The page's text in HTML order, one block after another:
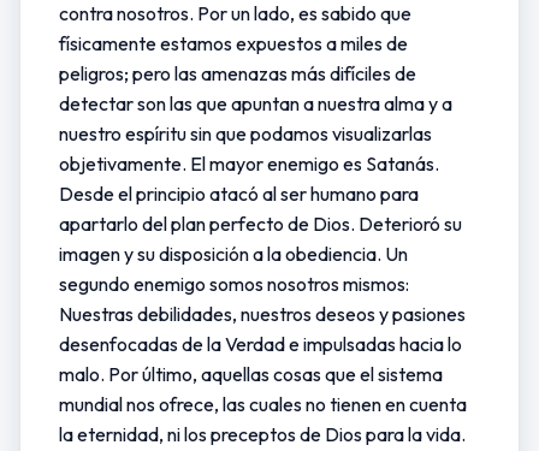
contra nosotros. Por un lado, es sabido que
físicamente estamos expuestos a miles de
peligros; pero las amenazas más difíciles de
detectar son las que apuntan a nuestra alma y a
nuestro espíritu sin que podamos visualizarlas
objetivamente. El mayor enemigo es Satanás.
Desde el principio atacó al ser humano para
apartarlo del plan perfecto de Dios. Deterioró su
imagen y su disposición a la obediencia. Un
segundo enemigo somos nosotros mismos:
Nuestras debilidades, nuestros deseos y pasiones
desenfocadas de la Verdad e impulsadas hacia lo
malo. Por último, aquellas cosas que el sistema
mundial nos ofrece, las cuales no tienen en cuenta
la eternidad, ni los preceptos de Dios para la vida.